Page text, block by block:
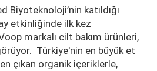
Biyoteknoloji’nin katıldığı
etkinliğinde ilk kez
markalı cilt bakım ürünleri,
Türkiye'nin en büyük et
çıkan organik içeriklerle,